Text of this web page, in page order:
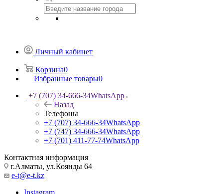
Личный кабинет
Корзина0
Избранные товары0
+7 (707) 34-666-34WhatsApp
Назад
Телефоны
+7 (707) 34-666-34WhatsApp
+7 (747) 34-666-34WhatsApp
+7 (701) 411-77-74WhatsApp
Контактная информация
г.Алматы, ул.Коянды 64
e-t@e-t.kz
Instagram